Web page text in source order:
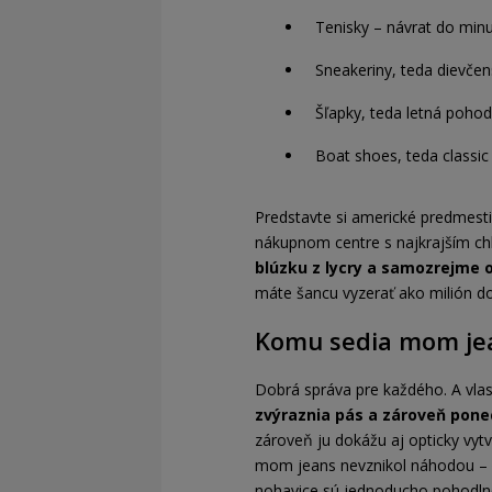
Tenisky – návrat do
Sneakeriny, teda
Šľapky, teda letná
Boat shoes, teda classic
Predstavte si americké
nákupnom centre s najkrajším
blúzku z lycry a samozrejme
máte šancu vyzerať ako milión
Komu sedia mom
Dobrá správa pre každého. A
zvýraznia pás a zároveň
zároveň ju dokážu aj opticky
mom jeans nevznikol náhodou